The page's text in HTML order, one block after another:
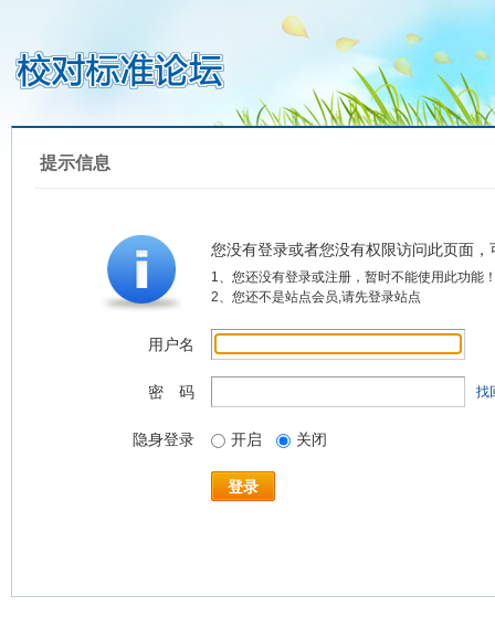
提示信息
您没有登录或者您没有权限访问此页面
1、您还没有登录或注册，暂时不能使用此功能
2、您还不是站点会员,请先登录站点
用户名
密 码 找
隐身登录 开启 关闭
登录